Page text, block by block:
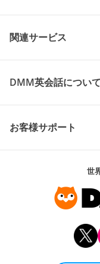
関連サービス
DMM英会話について
お客様サポート
世